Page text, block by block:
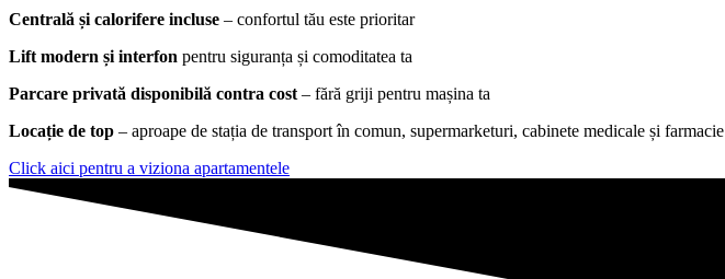
Centrală și calorifere incluse – confortul tău este prioritar
Lift modern și interfon pentru siguranța și comoditatea ta
Parcare privată disponibilă contra cost – fără griji pentru mașina ta
Locație de top – aproape de stația de transport în comun, supermarketuri, cabinete medicale și farmacie
Click aici pentru a viziona apartamentele